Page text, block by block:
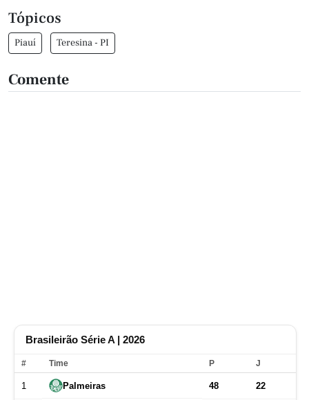
Tópicos
Piauí Teresina - PI
Comente